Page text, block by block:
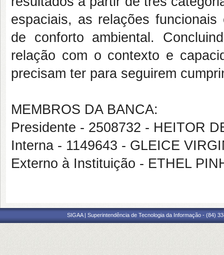
espaciais, as relações
de conforto ambiental.
relação com o contexto e
precisam ter para seguirem
MEMBROS DA BANCA:
Presidente - 2508732 - HEITOR
Interna - 1149643 - GLEICE
Externo à Instituição - ETHEL
SIGAA | Superintendência de Tecnologia da Informação - (84)